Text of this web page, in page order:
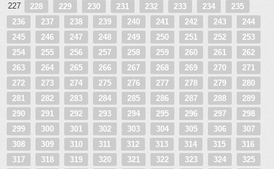
227
228 229 230 231 232 233 234
235
236
237 238 239 240 241 242 243
244
245
246 247 248 249 250 251 252
253
254
255 256 257 258 259 260 261
262
263
264 265 266 267 268 269 270
271
272
273 274 275 276 277 278 279
280
281
282 283 284 285 286 287 288
289
290
291 292 293 294 295 296 297
298
299
300 301 302 303 304 305 306
307
308
309 310 311 312 313 314 315
316
317
318 319 320 321 322 323 324
325